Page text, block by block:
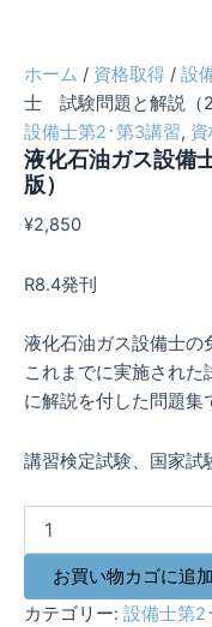
ホーム / 資格取得 / 設
士 試験問題と解説（
設備士第2･第3講習,
液化石油ガス設
版）
¥2,850
R8.4発刊
液化石油ガス設備士の
これまでに実施され
に解説を付した問題集
講習検定試験、国家試
石
ガ
お買い物カゴに追加
カテゴリー: 設備士第2